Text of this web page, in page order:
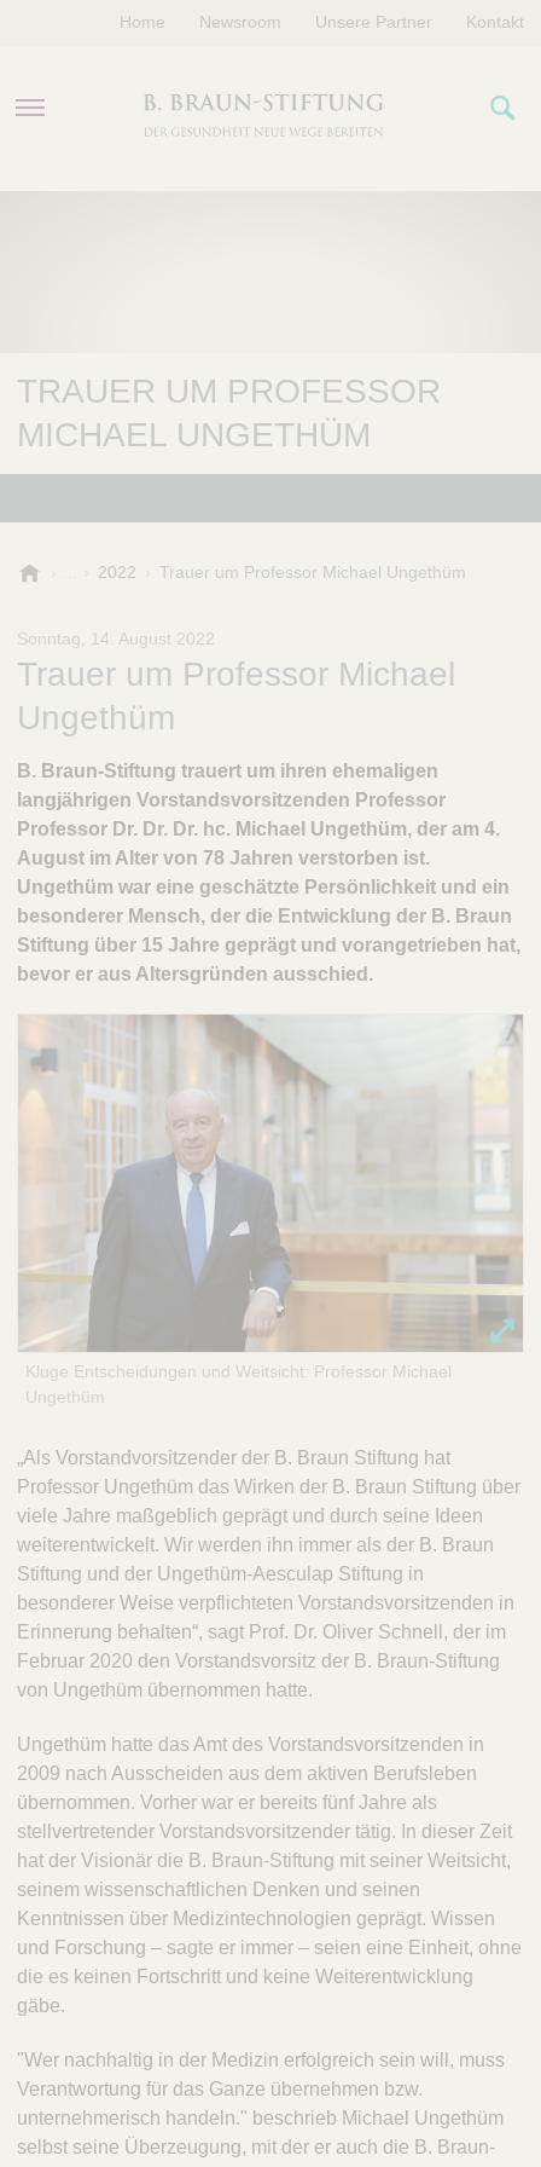
ÜBER UNS
Home Newsroom Unsere Partner Kontakt
TRAUER UM PROFESSOR
MICHAEL UNGETHÜM
r
a
S
t
i
f
u
n
g
2022 Trauer um Professor Michael Ungethüm
Sonntag, 14. August 2022
Trauer um Professor Michael
Ungethüm
B. Braun-Stiftung trauert um ihren ehemaligen
langjährigen Vorstandsvorsitzenden Professor
Professor Dr. Dr. Dr. hc. Michael Ungethüm, der am 4.
August im Alter von 78 Jahren verstorben ist.
Ungethüm war eine geschätzte Persönlichkeit und ein
besonderer Mensch, der die Entwicklung der B. Braun
Stiftung über 15 Jahre geprägt und vorangetrieben hat,
bevor er aus Altersgründen ausschied.
Kluge Entscheidungen und Weitsicht: Professor Michael
Ungethüm
„Als Vorstandvorsitzender der B. Braun Stiftung hat
Professor Ungethüm das Wirken der B. Braun Stiftung über
viele Jahre maßgeblich geprägt und durch seine Ideen
weiterentwickelt. Wir werden ihn immer als der B. Braun
Stiftung und der Ungethüm-Aesculap Stiftung in
besonderer Weise verpflichteten Vorstandsvorsitzenden in
Erinnerung behalten“, sagt Prof. Dr. Oliver Schnell, der im
Februar 2020 den Vorstandsvorsitz der B. Braun-Stiftung
von Ungethüm übernommen hatte.
Ungethüm hatte das Amt des Vorstandsvorsitzenden in
2009 nach Ausscheiden aus dem aktiven Berufsleben
übernommen. Vorher war er bereits fünf Jahre als
stellvertretender Vorstandsvorsitzender tätig. In dieser Zeit
hat der Visionär die B. Braun-Stiftung mit seiner Weitsicht,
seinem wissenschaftlichen Denken und seinen
Kenntnissen über Medizintechnologien geprägt. Wissen
und Forschung – sagte er immer – seien eine Einheit, ohne
die es keinen Fortschritt und keine Weiterentwicklung
gäbe.
"Wer nachhaltig in der Medizin erfolgreich sein will, muss
Verantwortung für das Ganze übernehmen bzw.
unternehmerisch handeln." beschrieb Michael Ungethüm
selbst seine Überzeugung, mit der er auch die B. Braun-